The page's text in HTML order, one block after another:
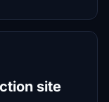
site